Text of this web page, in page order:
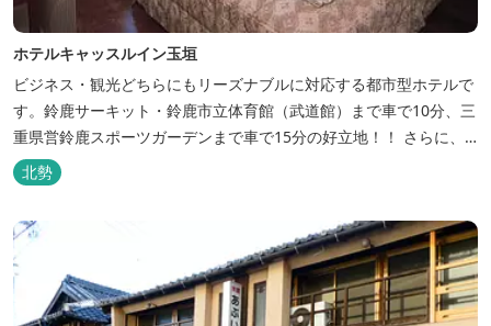
ホテルキャッスルイン玉垣
ビジネス・観光どちらにもリーズナブルに対応する都市型ホテルで
す。鈴鹿サーキット・鈴鹿市立体育館（武道館）まで車で10分、三
重県営鈴鹿スポーツガーデンまで車で15分の好立地！！ さらに、
全檜造り貸切風呂や各種サービスでお待ち致しております。
北勢